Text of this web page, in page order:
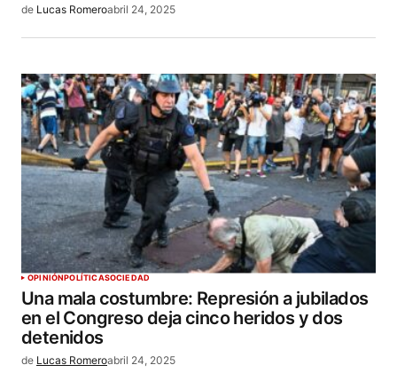
de Lucas Romeroabril 24, 2025
OPINIÓNPOLÍTICASOCIEDAD
Una mala costumbre: Represión a jubilados
en el Congreso deja cinco heridos y dos
detenidos
de Lucas Romeroabril 24, 2025